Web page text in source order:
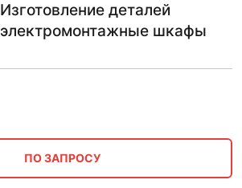
Изготовление деталей
электромонтажные шкафы
ПО ЗАПРОСУ